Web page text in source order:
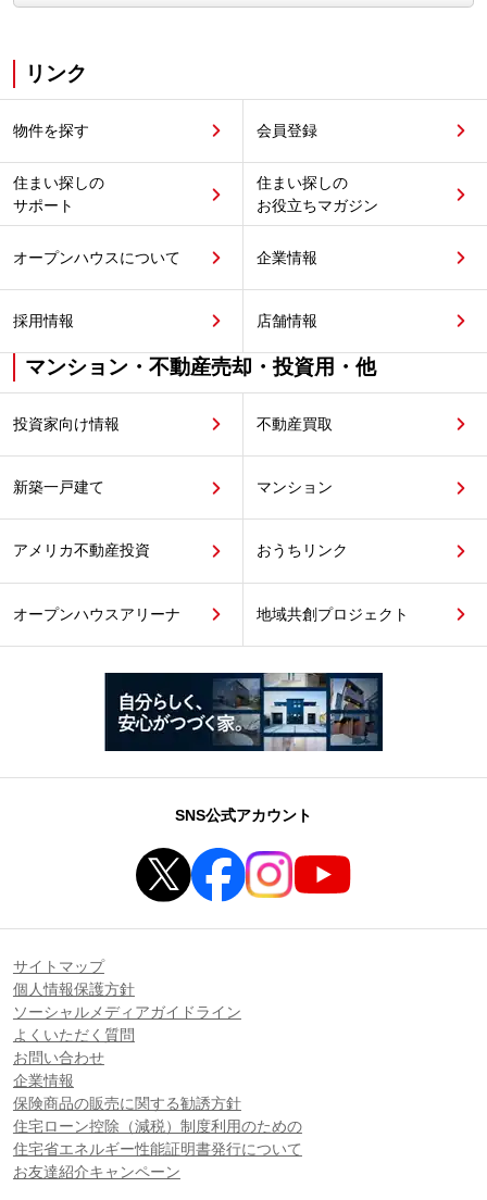
リンク
物件を探す 会員登録
住まい探しの
サポート
住まい探しの
お役立ちマガジン
オープンハウスについて 企業情報
採用情報 店舗情報
マンション・不動産売却・投資用・他
投資家向け情報 不動産買取
新築一戸建て マンション
アメリカ不動産投資 おうちリンク
オープンハウスアリーナ 地域共創プロジェクト
SNS公式アカウント
サイトマップ
個人情報保護方針
ソーシャルメディアガイドライン
よくいただく質問
お問い合わせ
企業情報
保険商品の販売に関する勧誘方針
住宅ローン控除（減税）制度利用のための
住宅省エネルギー性能証明書発行について
お友達紹介キャンペーン